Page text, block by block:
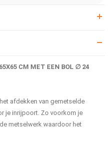
CM MET EEN BOL ∅ 24
afdekken van gemetselde
je inrijpoort. Zo voorkom je
metselwerk waardoor het